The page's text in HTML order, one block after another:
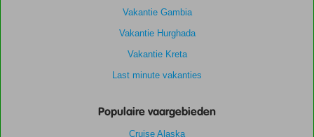
Vakantie Gambia
Vakantie Hurghada
Vakantie Kreta
Last minute vakanties
Populaire vaargebieden
Cruise Alaska